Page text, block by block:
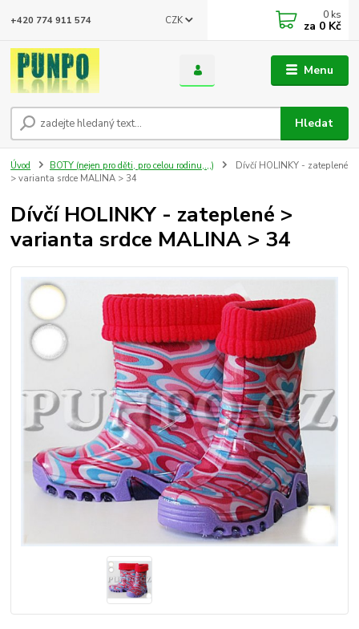
Menu
CZK
Hledat
+420 774 911 574 0 ks
za 0 Kč
Úvod BOTY (nejen pro děti, pro celou rodinu,.,,)
Dívčí HOLINKY - zateplené
> varianta srdce MALINA > 34
Dívčí HOLINKY - zateplené >
varianta srdce MALINA > 34